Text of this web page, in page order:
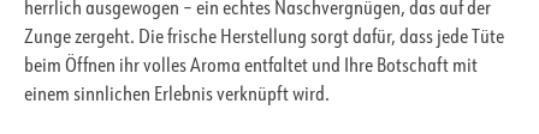
herrlich ausgewogen – ein echtes Naschvergnügen, das auf der
Zunge zergeht. Die frische Herstellung sorgt dafür, dass jede Tüte
beim Öffnen ihr volles Aroma entfaltet und Ihre Botschaft mit
einem sinnlichen Erlebnis verknüpft wird.